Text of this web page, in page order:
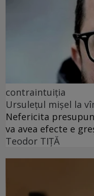
contraintuiția
Ursulețul mișel la
Nefericita
va avea efecte e
Teodor TIŢĂ